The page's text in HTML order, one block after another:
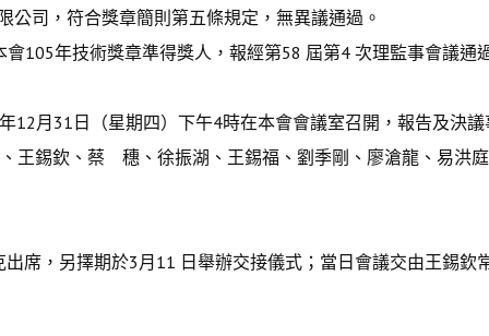
，符合獎章簡則第五條規定，無異議通過。
年技術獎章準得獎人，報經第58 屆第4 次理監事會議通
月31日（星期四）下午4時在本會會議室召開，報告及決議
欽、蔡 穗、徐振湖、王錫福、劉季剛、廖滄龍、易洪
另擇期於3月11 日舉辦交接儀式；當日會議交由王錫欽